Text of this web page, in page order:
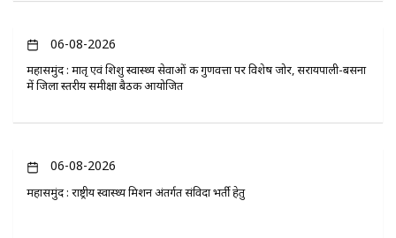
06-08-2026
महासमुंद : मातृ एवं शिशु स्वास्थ्य सेवाओं की गुणवत्ता पर विशेष जोर, सरायपाली-बसना
में जिला स्तरीय समीक्षा बैठक आयोजित
06-08-2026
महासमुंद : राष्ट्रीय स्वास्थ्य मिशन अंतर्गत संविदा भर्ती हेतु